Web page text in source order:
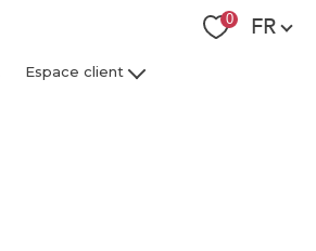
0 FR
Espace client